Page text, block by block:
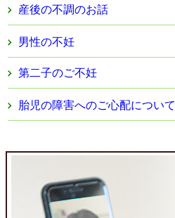
産後の不調のお話
男性の不妊
第二子のご不妊
胎児の障害へのご心配について